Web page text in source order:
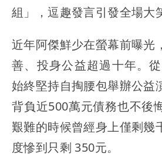
組」，逗趣發言引發全場大
近年阿傑鮮少在螢幕前曝光
善、投身公益超過十年。
始終堅持自掏腰包舉辦公益
背負近500萬元債務也不後
艱難的時候曾經身上僅剩幾
度慘到只剩 350元。